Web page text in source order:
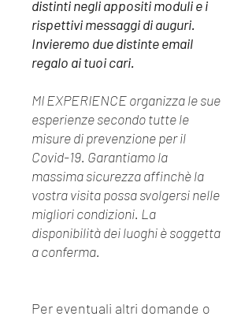
distinti negli appositi moduli e i
rispettivi messaggi di auguri.
Invieremo due distinte email
regalo ai tuoi cari.
MI EXPERIENCE organizza le sue
esperienze secondo tutte le
misure di prevenzione per il
Covid-19. Garantiamo la
massima sicurezza affinchè la
vostra visita possa svolgersi nelle
migliori condizioni. La
disponibilità dei luoghi è soggetta
a conferma.
Per eventuali altri domande o